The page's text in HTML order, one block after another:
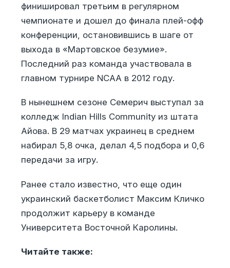
финишировал третьим в регулярном
чемпионате и дошел до финала плей-офф
конференции, остановившись в шаге от
выхода в «Мартовское безумие».
Последний раз команда участвовала в
главном турнире NCAA в 2012 году.
В нынешнем сезоне Семерич выступал за
колледж Indian Hills Community из штата
Айова. В 29 матчах украинец в среднем
набирал 5,8 очка, делал 4,5 подбора и 0,6
передачи за игру.
Ранее стало известно, что еще один
украинский баскетболист Максим Кличко
продолжит карьеру в команде
Университета Восточной Каролины.
Читайте также: